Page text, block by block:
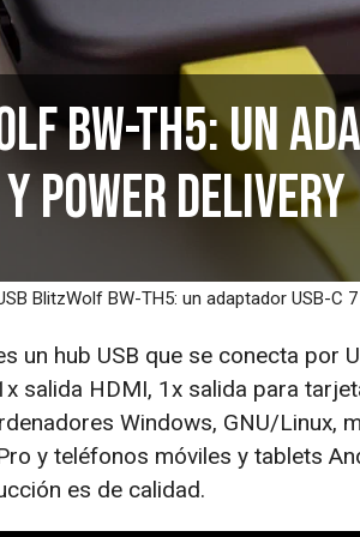
BW-TH5: un
y Power Delivery
BlitzWolf BW-TH5: un adaptador USB-C
un hub USB que se conecta por
salida HDMI, 1x salida para
Windows, GNU/Linux,
y teléfonos móviles y tablets
es de calidad.